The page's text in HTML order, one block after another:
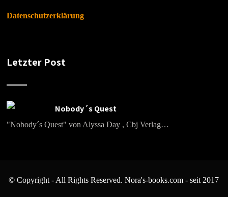
Datenschutzerklärung
Letzter Post
Nobody´s Quest
"Nobody´s Quest" von Alyssa Day , Cbj Verlag…
© Copyright - All Rights Reserved. Nora's-books.com - seit 2017